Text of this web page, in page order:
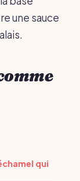
une sauce
qui